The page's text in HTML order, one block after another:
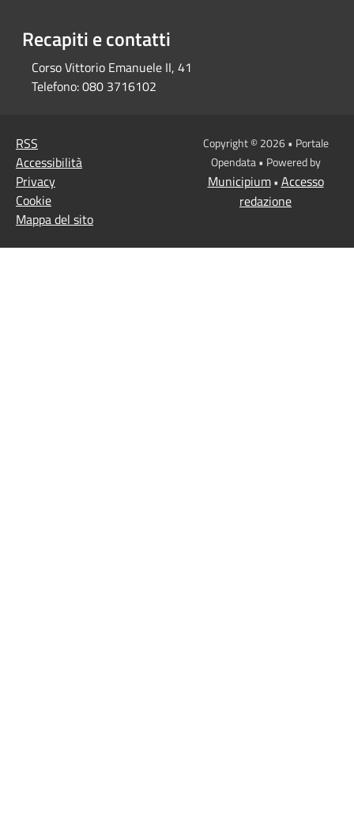
Recapiti e contatti
Corso Vittorio Emanuele II, 41
Telefono:080 3716102
RSS
Accessibilità
Privacy
Cookie
Mappa del sito
Copyright © 2026 • Portale
Opendata • Powered by
Municipium• Accesso
redazione